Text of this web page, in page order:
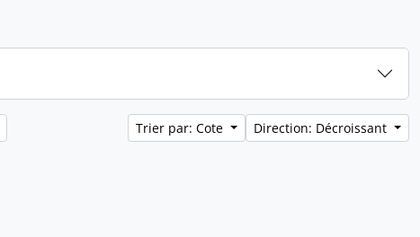
Trier par: Cote Direction: Décroissant